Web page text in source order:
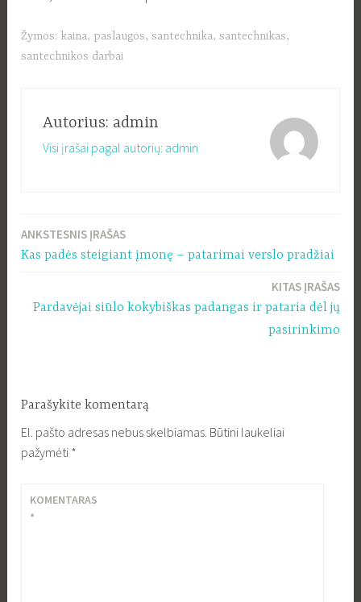
Žymos: kaina, paslaugos,santechnika,santechnikas,
santechnikos darbai
Autorius: admin
Visi įrašai pagal autorių: admin
Navigacija
tarp
ANKSTESNIS ĮRAŠAS
Kas padės steigiant įmonę – patarimai verslo pradžiai
KITAS ĮRAŠAS
Pardavėjai siūlo kokybiškas padangas ir pataria dėl jų
pasirinkimo
Parašykite komentarą
El. pašto adresas nebus skelbiamas. Būtini laukeliai
pažymėti *
KOMENTARAS
*